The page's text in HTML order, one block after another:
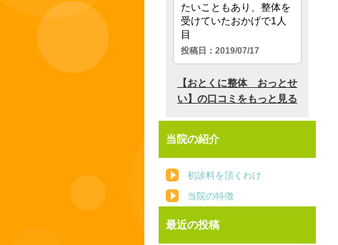
当院の紹介
初診料を頂くわけ
当院の特徴
最近の投稿